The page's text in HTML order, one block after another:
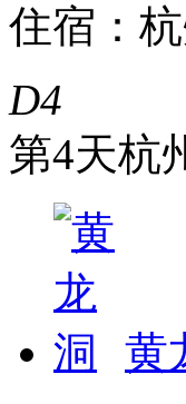
住宿：杭
D4
第4天杭
黄